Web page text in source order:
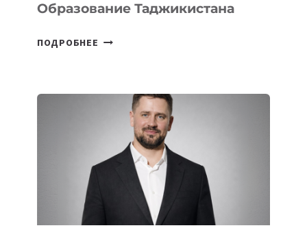
Образование Таджикистана
ПОДРОБНЕЕ
КОТОРЫЕ
РАЗВИВАЮТ
ТЕХНОЛОГИЧЕСКОЕ
ОБРАЗОВАНИЕ
ТАДЖИКИСТАНА